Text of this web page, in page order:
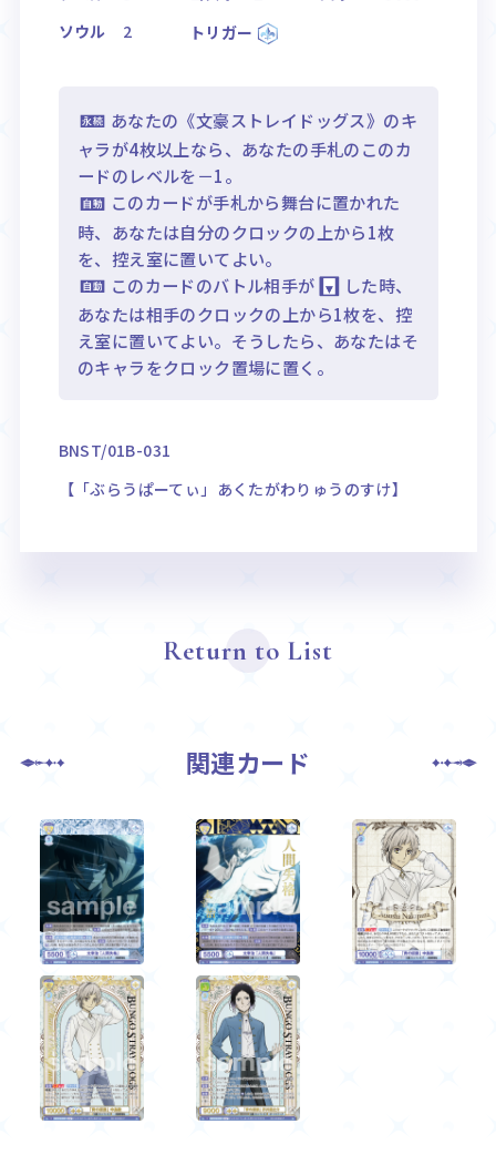
ソウル
2 トリガー
あなたの《文豪ストレイドッグス》のキ
ャラが4枚以上なら、あなたの手札のこのカ
ードのレベルを－1。
このカードが手札から舞台に置かれた
時、あなたは自分のクロックの上から1枚
を、控え室に置いてよい。
このカードのバトル相手が
した時、
あなたは相手のクロックの上から1枚を、控
え室に置いてよい。そうしたら、あなたはそ
のキャラをクロック置場に置く。
BNST/01B-031
【「ぶらうぱーてぃ」あくたがわりゅうのすけ】
Return to List
関連カード